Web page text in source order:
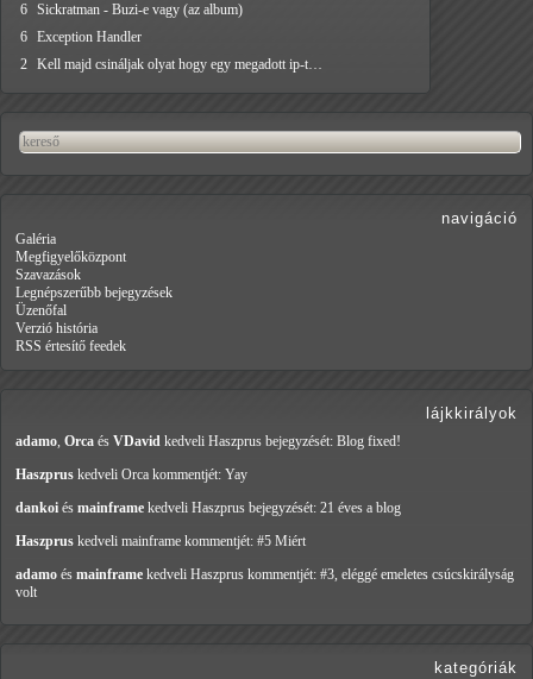
6 Sickratman - Buzi-e vagy (az album)
6 Exception Handler
2 Kell majd csináljak olyat hogy egy megadott ip-t…
navigáció
Galéria
Megfigyelőközpont
Szavazások
Legnépszerűbb bejegyzések
Üzenőfal
Verzió história
RSS értesítő feedek
lájkkirályok
adamo, Orca és VDavid kedveli Haszprus bejegyzését: Blog fixed!
Haszprus kedveli Orca kommentjét: Yay
dankoi és mainframe kedveli Haszprus bejegyzését: 21 éves a blog
Haszprus kedveli mainframe kommentjét: #5 Miért
adamo és mainframe kedveli Haszprus kommentjét: #3, eléggé emeletes csúcskirályság
volt
kategóriák